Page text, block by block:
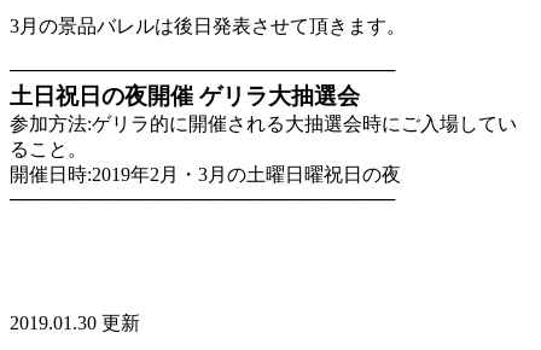
3月の景品バレルは後日発表させて頂きます。
─────────────────────────────
土日祝日の夜開催 ゲリラ大抽選会
参加方法:ゲリラ的に開催される大抽選会時にご入場してい
ること。
開催日時:2019年2月・3月の土曜日曜祝日の夜
─────────────────────────────
2019.01.30 更新